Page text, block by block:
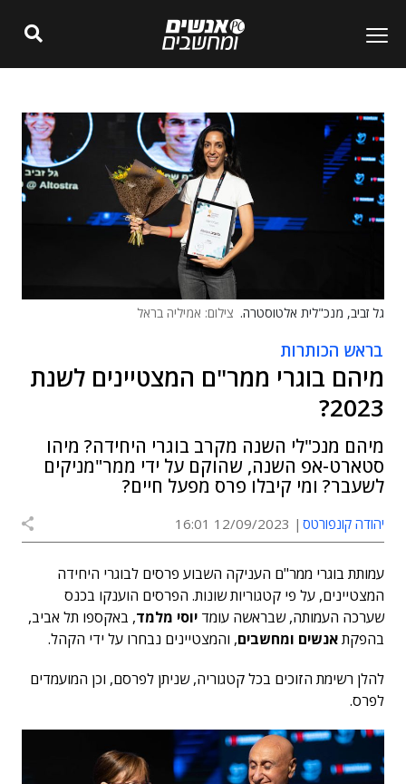
גל זביב, מנכ"לית אלטוסטרה. צילום: אמיליה בראל
בראש הכותרות
מיהם בוגרי ממר"ם המצטיינים לשנת
2023?
מיהם מנכ"לי השנה מקרב בוגרי היחידה? מיהו
סטארט-אפ השנה, שהוקם על ידי ממר"מניקים
לשעבר? ומי קיבלו פרס מפעל חיים?
יהודה קונפורטס 12/09/2023 16:01
עמותת בוגרי ממר"ם העניקה השבוע פרסים לבוגרי היחידה
המצטיינים, על פי קטגוריות שונות. הפרסים הוענקו בכנס
שערכה העמותה, שבראשה עומד יוסי מלמד, באקספו תל אביב,
בהפקתאנשים ומחשבים, והמצטיינים נבחרו על ידי הקהל.
להלן רשימת הזוכים בכל קטגוריה, שניתן לפרסם, וכן המועמדים
לפרס.